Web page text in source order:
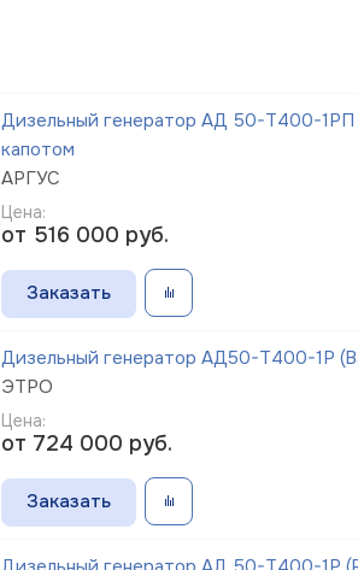
Дизельный генератор АД 50-Т400-1РП
капотом
АРГУС
Цена:
от 516 000 руб.
Заказать
Дизельный генератор АД50-Т400-1Р
ЭТРО
Цена:
от 724 000 руб.
Заказать